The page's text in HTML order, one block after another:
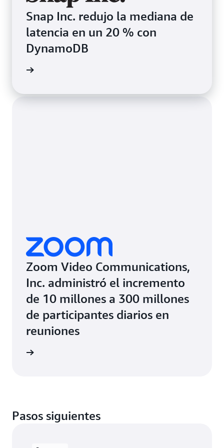
Snap Inc. redujo la mediana de
latencia en un 20 % con
DynamoDB
Zoom Video Communications,
Inc. administró el incremento
de 10 millones a 300 millones
de participantes diarios en
reuniones
Pasos siguientes